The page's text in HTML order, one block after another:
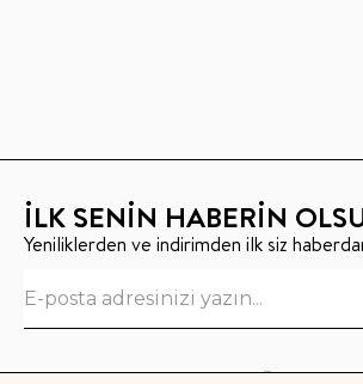
İLK SENİN HABERİN
Yeniliklerden ve indirimden ilk siz